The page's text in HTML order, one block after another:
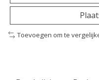
Toevoegen om te